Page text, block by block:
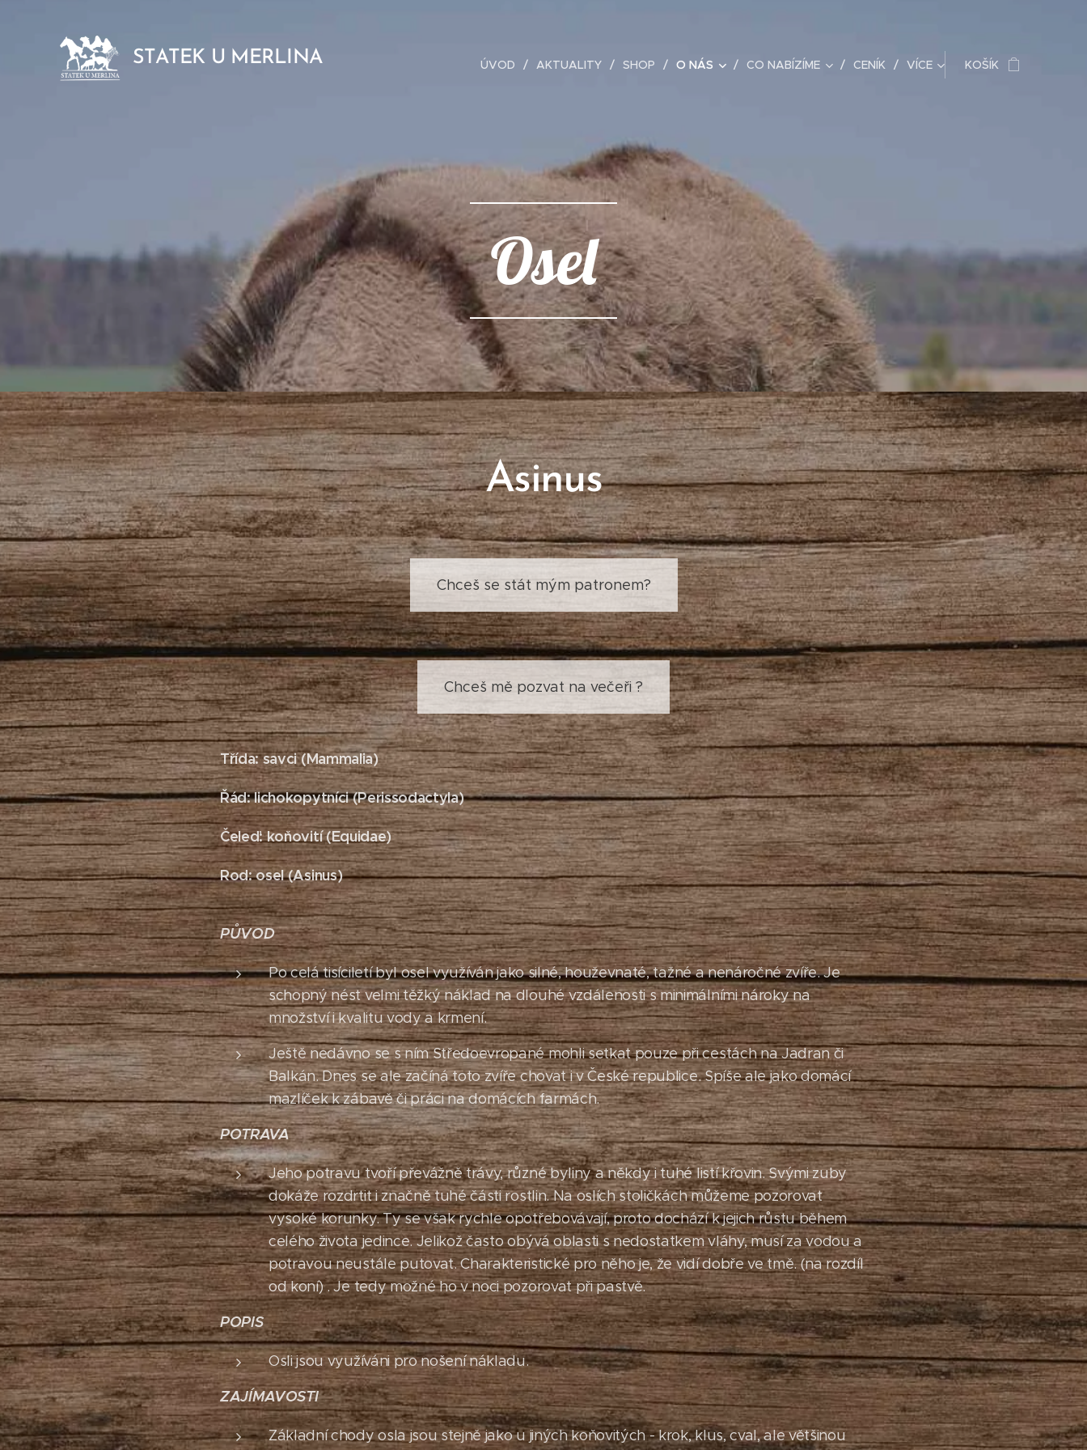
STATEK U MERLINA ÚVOD AKTUALITY SHOP O NÁS CO NABÍZÍME CENÍK VÍCE KOŠÍK
Osel
Asinus
Chceš se stát mým patronem?
Chceš mě pozvat na večeři ?
Třída: savci (Mammalia)
Řád: lichokopytníci (Perissodactyla)
Čeleď: koňovití (Equidae)
Rod: osel (Asinus)
PŮVOD
Po celá tisíciletí byl osel využíván jako silné, houževnaté, tažné a nenáročné zvíře. Je
schopný nést velmi těžký náklad na dlouhé vzdálenosti s minimálními nároky na
množství i kvalitu vody a krmení.
Ještě nedávno se s ním Středoevropané mohli setkat pouze při cestách na Jadran či
Balkán. Dnes se ale začíná toto zvíře chovat i v České republice. Spíše ale jako domácí
mazlíček k zábavě či práci na domácích farmách.
POTRAVA
Jeho potravu tvoří převážně trávy, různé byliny a někdy i tuhé listí křovin. Svými zuby
dokáže rozdrtit i značně tuhé části rostlin. Na oslích stoličkách můžeme pozorovat
vysoké korunky. Ty se však rychle opotřebovávají, proto dochází k jejich růstu během
celého života jedince. Jelikož často obývá oblasti s nedostatkem vláhy, musí za vodou a
potravou neustále putovat. Charakteristické pro něho je, že vidí dobře ve tmě. (na rozdíl
od koní) . Je tedy možné ho v noci pozorovat při pastvě.
POPIS
Osli jsou využíváni pro nošení nákladu.
ZAJÍMAVOSTI
Základní chody osla jsou stejně jako u jiných koňovitých - krok, klus, cval, ale většinou